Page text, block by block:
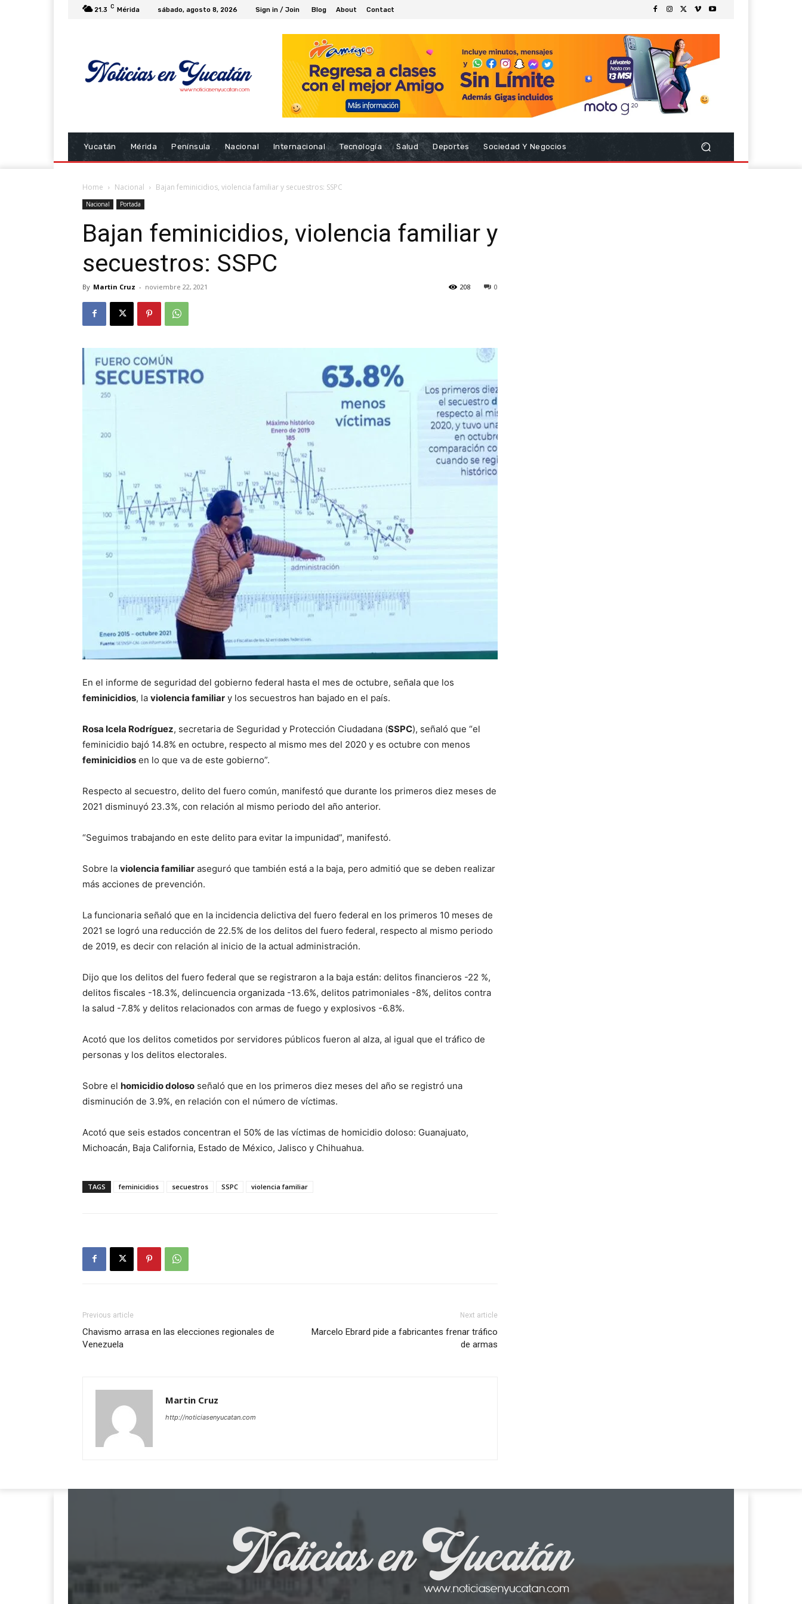
21.3 C Mérida sábado, agosto 8, 2026 Sign in / Join Blog About Contact
Yucatán Mérida Península Nacional Internacional Tecnología Salud Deportes Sociedad Y Negocios
Home Nacional Bajan feminicidios, violencia familiar y secuestros: SSPC
Nacional Portada
Bajan feminicidios, violencia familiar y
secuestros: SSPC
By Martin Cruz - noviembre 22, 2021 0
208
En el informe de seguridad del gobierno federal hasta el mes de octubre, señala que los
feminicidios, la violencia familiar y los secuestros han bajado en el país.
Rosa Icela Rodríguez, secretaria de Seguridad y Protección Ciudadana (SSPC), señaló que “el
feminicidio bajó 14.8% en octubre, respecto al mismo mes del 2020 y es octubre con menos
feminicidios en lo que va de este gobierno”.
Respecto al secuestro, delito del fuero común, manifestó que durante los primeros diez meses de
2021 disminuyó 23.3%, con relación al mismo periodo del año anterior.
“Seguimos trabajando en este delito para evitar la impunidad”, manifestó.
Sobre la violencia familiar aseguró que también está a la baja, pero admitió que se deben realizar
más acciones de prevención.
La funcionaria señaló que en la incidencia delictiva del fuero federal en los primeros 10 meses de
2021 se logró una reducción de 22.5% de los delitos del fuero federal, respecto al mismo periodo
de 2019, es decir con relación al inicio de la actual administración.
Dijo que los delitos del fuero federal que se registraron a la baja están: delitos financieros -22 %,
delitos fiscales -18.3%, delincuencia organizada -13.6%, delitos patrimoniales -8%, delitos contra
la salud -7.8% y delitos relacionados con armas de fuego y explosivos -6.8%.
Acotó que los delitos cometidos por servidores públicos fueron al alza, al igual que el tráfico de
personas y los delitos electorales.
Sobre el homicidio doloso señaló que en los primeros diez meses del año se registró una
disminución de 3.9%, en relación con el número de víctimas.
Acotó que seis estados concentran el 50% de las víctimas de homicidio doloso: Guanajuato,
Michoacán, Baja California, Estado de México, Jalisco y Chihuahua.
TAGS feminicidios secuestros SSPC violencia familiar
Previous article
Chavismo arrasa en las elecciones regionales de
Venezuela
Next article
Marcelo Ebrard pide a fabricantes frenar tráfico
de armas
Martin Cruz
http://noticiasenyucatan.com